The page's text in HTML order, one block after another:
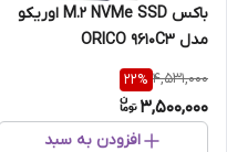
باکس M.2 NVMe SSD اوریکو
مدل ORICO 9610C3
4,531,000
22%
3,500,000
افزودن به سبد